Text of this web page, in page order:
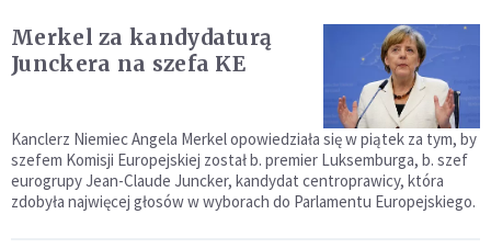
Merkel za kandydaturą
Junckera na szefa KE
Kanclerz Niemiec Angela Merkel opowiedziała się w piątek za tym, by
szefem Komisji Europejskiej został b. premier Luksemburga, b. szef
eurogrupy Jean-Claude Juncker, kandydat centroprawicy, która
zdobyła najwięcej głosów w wyborach do Parlamentu Europejskiego.